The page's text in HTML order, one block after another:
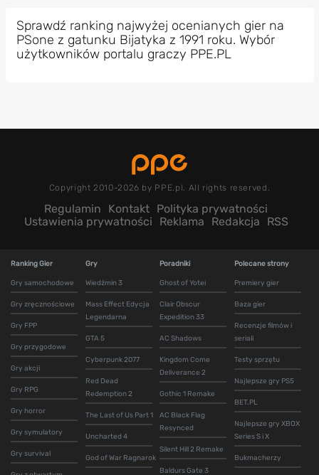
Sprawdź ranking najwyżej ocenianych gier na
PSone z gatunku Bijatyka z 1991 roku. Wybór
użytkowników portalu graczy PPE.PL
Copyright 2010-2026 by PPE.pl. All rights reserved.
Regulamin Kontakt Polityka prywatności
Ustawienia prywatności
Reklama Redakcja RSS
Ranking Gier
Gry samochodowe
Gry zręcznościowe
Gry FPP
Gry przygodowe
Gry akcji
Gry RPG
Gry horror
Gry symulatory
Gry survival
Gry
Wiedźmin 3
Mass Effect Edycja
Legendarna
GTA 5
Cyberpunk 2077
Red Dead
Redemption 2
The Last of Us Part 1
Uncharted 4
God of War Ragnarok
Poradniki
Ghost of Yotei
Clair Obscur
Expedition 33
AC Shadows
Kingdom Come
Deliverance 2
Gothic 1 Remake
AC Black Flag
Resynced
Silent Hill 2 Remake
Baldurs Gate 3
Polecane strony
Premiery gier
Baza gier
Recenzje filmów i
seriali
Testy sprzętu
Najlepsze gry PS5
BET.PL
Najlepsze gry XBOX
Series S i X
Bukmacherzy